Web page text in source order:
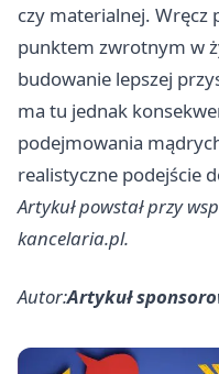
czy materialnej. Wręcz
punktem zwrotnym w
budowanie lepszej
ma tu jednak
podejmowania
realistyczne podejście
Artykuł powstał przy
kancelaria.pl.
Autor:Artykuł